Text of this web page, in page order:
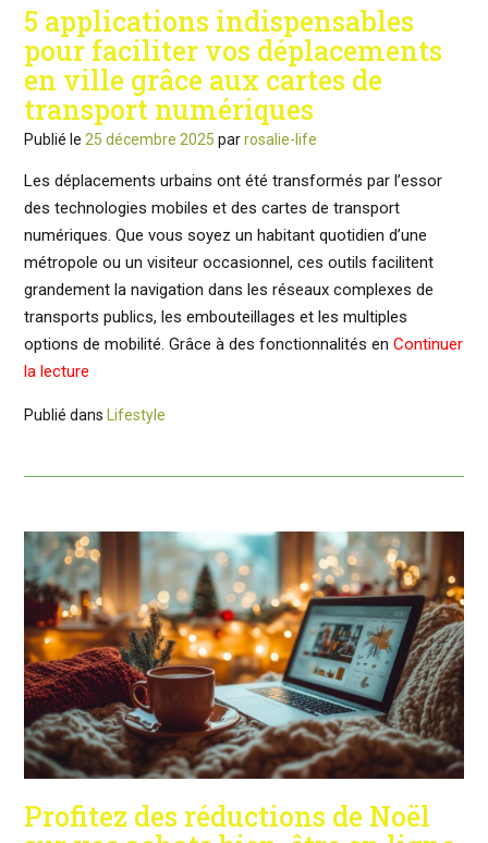
5 applications indispensables
pour faciliter vos déplacements
en ville grâce aux cartes de
transport numériques
Publié le 25 décembre 2025 parrosalie-life
Les déplacements urbains ont été transformés par l’essor
des technologies mobiles et des cartes de transport
numériques. Que vous soyez un habitant quotidien d’une
métropole ou un visiteur occasionnel, ces outils facilitent
grandement la navigation dans les réseaux complexes de
transports publics, les embouteillages et les multiples
options de mobilité. Grâce à des fonctionnalités en Continuer
la lecture
Publié dans Lifestyle
Profitez des réductions de Noël